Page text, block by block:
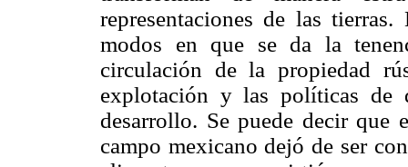
representaciones de las
modos en que se da la
circulación de la propiedad
explotación y las políticas de
desarrollo. Se puede decir que
campo mexicano dejó de ser